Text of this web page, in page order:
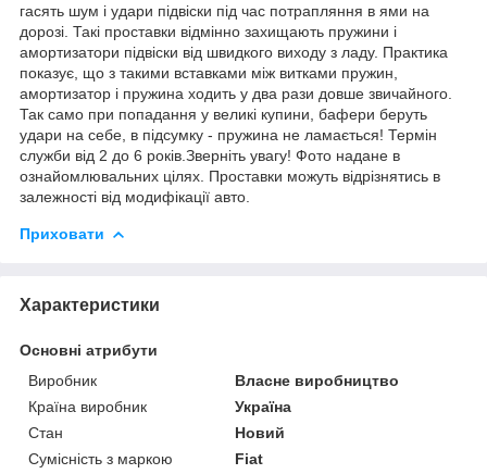
гасять шум і удари підвіски під час потрапляння в ями на
дорозі. Такі проставки відмінно захищають пружини і
амортизатори підвіски від швидкого виходу з ладу. Практика
показує, що з такими вставками між витками пружин,
амортизатор і пружина ходить у два рази довше звичайного.
Так само при попадання у великі купини, бафери беруть
удари на себе, в підсумку - пружина не ламається! Термін
служби від 2 до 6 років.Зверніть увагу! Фото надане в
ознайомлювальних цілях. Проставки можуть відрізнятись в
залежності від модифікації авто.
Приховати
Характеристики
Основні атрибути
Виробник
Власне виробництво
Країна виробник
Україна
Стан
Новий
Сумісність з маркою
Fiat